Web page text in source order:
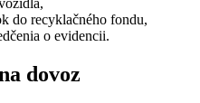
do recyklačného fondu,
o evidencii.
dovoz